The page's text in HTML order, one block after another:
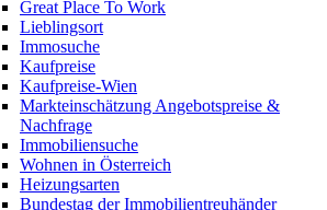
Great Place To Work
Lieblingsort
Immosuche
Kaufpreise
Kaufpreise-Wien
Markteinschätzung Angebotspreise &
Nachfrage
Immobiliensuche
Wohnen in Österreich
Heizungsarten
Bundestag der Immobilientreuhänder